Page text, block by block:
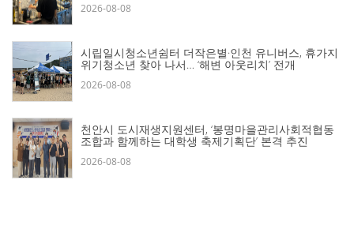
2026-08-08
시립일시청소년쉼터 더작은별·인천 유니버스, 휴가지
위기청소년 찾아 나서… ‘해변 아웃리치’ 전개
2026-08-08
천안시 도시재생지원센터, ‘봉명마을관리사회적협동
조합과 함께하는 대학생 축제기획단’ 본격 추진
2026-08-08